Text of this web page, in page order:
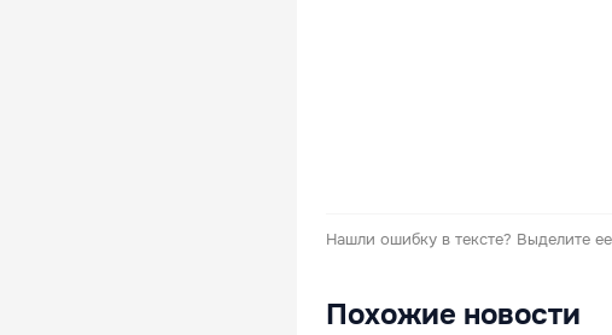
Нашли ошибку в тексте? Выделите
Похожие новости